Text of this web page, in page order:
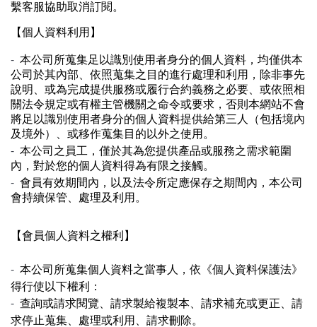
繫客服協助取消訂閱。
【個人資料利用】
- 本公司所蒐集足以識別使用者身分的個人資料，均僅供本
公司於其內部、依照蒐集之目的進行處理和利用，除非事先
說明、或為完成提供服務或履行合約義務之必要、或依照相
關法令規定或有權主管機關之命令或要求，否則本網站不會
將足以識別使用者身分的個人資料提供給第三人（包括境內
及境外）、或移作蒐集目的以外之使用。
- 本公司之員工，僅於其為您提供產品或服務之需求範圍
內，對於您的個人資料得為有限之接觸。
- 會員有效期間內，以及法令所定應保存之期間內，本公司
會持續保管、處理及利用。
【會員個人資料之權利】
- 本公司所蒐集個人資料之當事人，依《個人資料保護法》
得行使以下權利：
- 查詢或請求閱覽、請求製給複製本、請求補充或更正、請
求停止蒐集、處理或利用、請求刪除。